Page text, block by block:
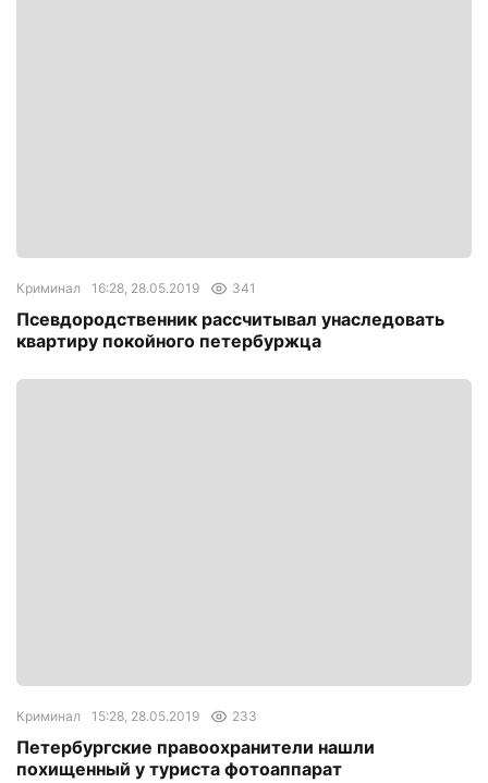
Криминал 16:28, 28.05.2019 341
Псевдородственник рассчитывал унаследовать
квартиру покойного петербуржца
Криминал 15:28, 28.05.2019 233
Петербургские правоохранители нашли
похищенный у туриста фотоаппарат